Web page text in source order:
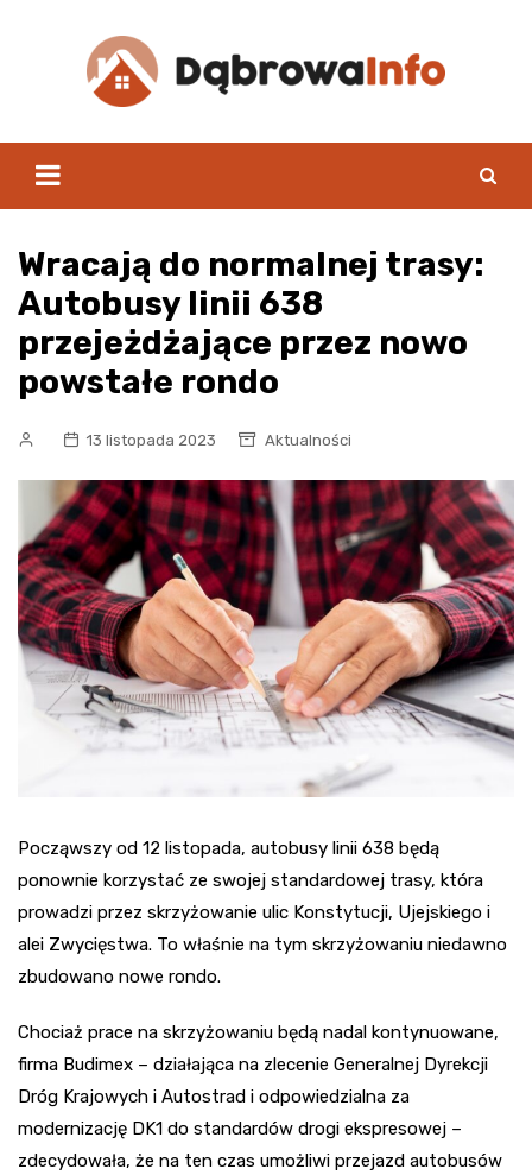
Wracają do normalnej trasy:
Autobusy linii 638
przejeżdżające przez nowo
powstałe rondo
13 listopada 2023 Aktualności
Począwszy od 12 listopada, autobusy linii 638 będą
ponownie korzystać ze swojej standardowej trasy, która
prowadzi przez skrzyżowanie ulic Konstytucji, Ujejskiego i
alei Zwycięstwa. To właśnie na tym skrzyżowaniu niedawno
zbudowano nowe rondo.
Chociaż prace na skrzyżowaniu będą nadal kontynuowane,
firma Budimex – działająca na zlecenie Generalnej Dyrekcji
Dróg Krajowych i Autostrad i odpowiedzialna za
modernizację DK1 do standardów drogi ekspresowej –
zdecydowała, że na ten czas umożliwi przejazd autobusów